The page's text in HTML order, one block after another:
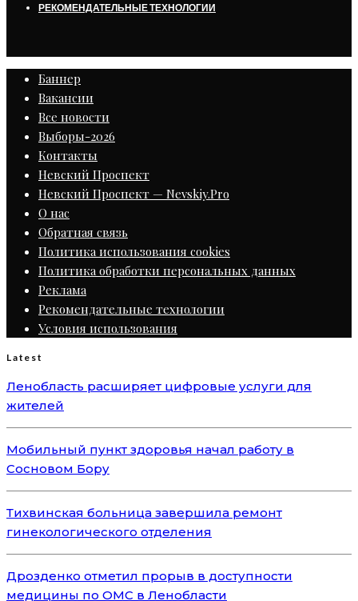
РЕКОМЕНДАТЕЛЬНЫЕ ТЕХНОЛОГИИ
Баннер
Вакансии
Все новости
Выборы-2026
Контакты
Невский Проспект
Невский Проспект — Nevskiy.Pro
О нас
Обратная связь
Политика использования cookies
Политика обработки персональных данных
Реклама
Рекомендательные технологии
Условия использования
Latest
Ленобласть расширяет цифровые услуги для
жителей
Мобильный пункт здоровья начал работу в
Сосновом Бору
Тихвинская больница завершила ремонт
гинекологического отделения
Дрозденко отметил прорыв в доступности
медицины по ОМС в Ленобласти